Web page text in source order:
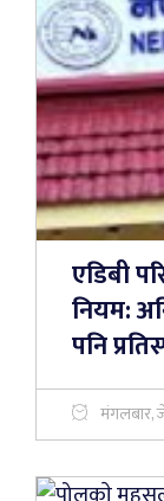
एडिबी
नियम:
पनि
मंगलबार,